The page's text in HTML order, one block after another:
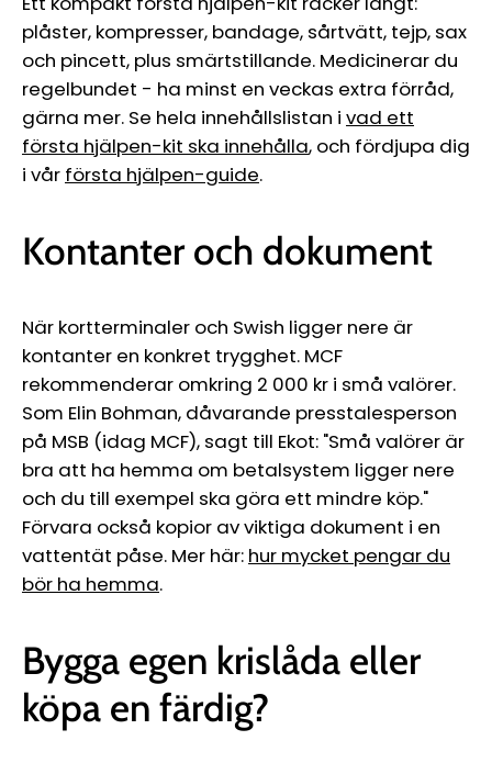
plåster, kompresser, bandage, sårtvätt, tejp, sax
och pincett, plus smärtstillande. Medicinerar du
regelbundet - ha minst en veckas extra förråd,
gärna mer. Se hela innehållslistan i vad ett
första hjälpen-kit ska innehålla, och fördjupa dig
i vår första hjälpen-guide.
Kontanter och dokument
När kortterminaler och Swish ligger nere är
kontanter en konkret trygghet. MCF
rekommenderar omkring 2 000 kr i små valörer.
Som Elin Bohman, dåvarande presstalesperson
på MSB (idag MCF), sagt till Ekot: "Små valörer är
bra att ha hemma om betalsystem ligger nere
och du till exempel ska göra ett mindre köp."
Förvara också kopior av viktiga dokument i en
vattentät påse. Mer här: hur mycket pengar du
bör ha hemma.
Bygga egen krislåda eller
köpa en färdig?